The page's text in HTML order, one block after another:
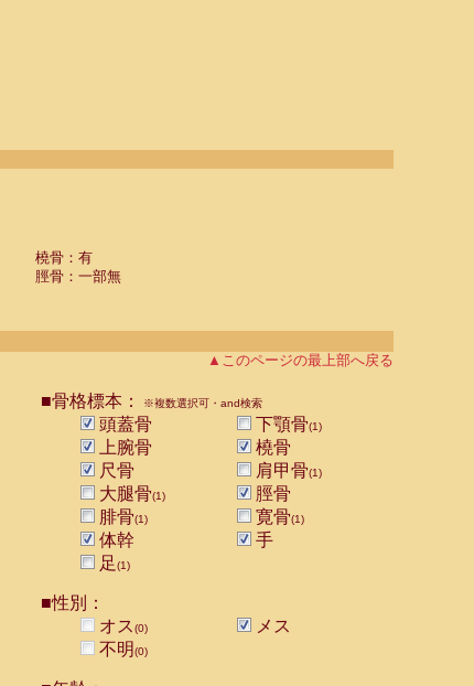
橈骨：有
脛骨：一部無
▲このページの最上部へ戻る
■骨格標本： ※複数選択可・and検索
頭蓋骨 下顎骨(1)
上腕骨
橈骨
尺骨
肩甲骨(1)
大腿骨(1)
脛骨
腓骨(1) 寛骨(1)
体幹
手
足(1)
■性別：
オス(0)
メス
不明(0)